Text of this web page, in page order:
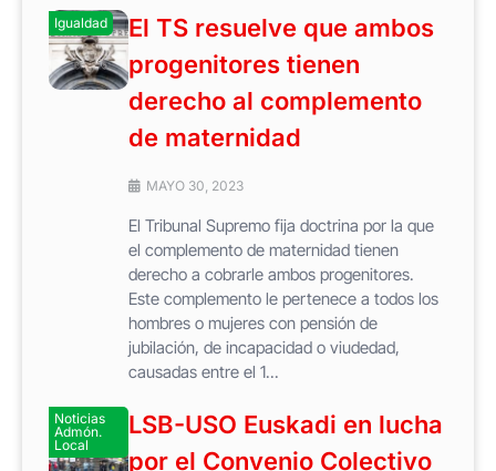
Igualdad
El TS resuelve que ambos
progenitores tienen
derecho al complemento
de maternidad
MAYO 30, 2023
El Tribunal Supremo fija doctrina por la que
el complemento de maternidad tienen
derecho a cobrarle ambos progenitores.
Este complemento le pertenece a todos los
hombres o mujeres con pensión de
jubilación, de incapacidad o viudedad,
causadas entre el 1...
Noticias
Admón.
Local
LSB-USO Euskadi en lucha
por el Convenio Colectivo